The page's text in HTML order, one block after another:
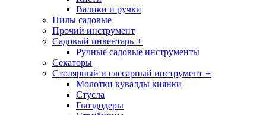
Валики и ручки
Пилы садовые
Прочий инструмент
Садовый инвентарь +
Ручные садовые инструменты
Секаторы
Столярный и слесарный инструмент +
Молотки кувалды киянки
Стусла
Гвоздодеры